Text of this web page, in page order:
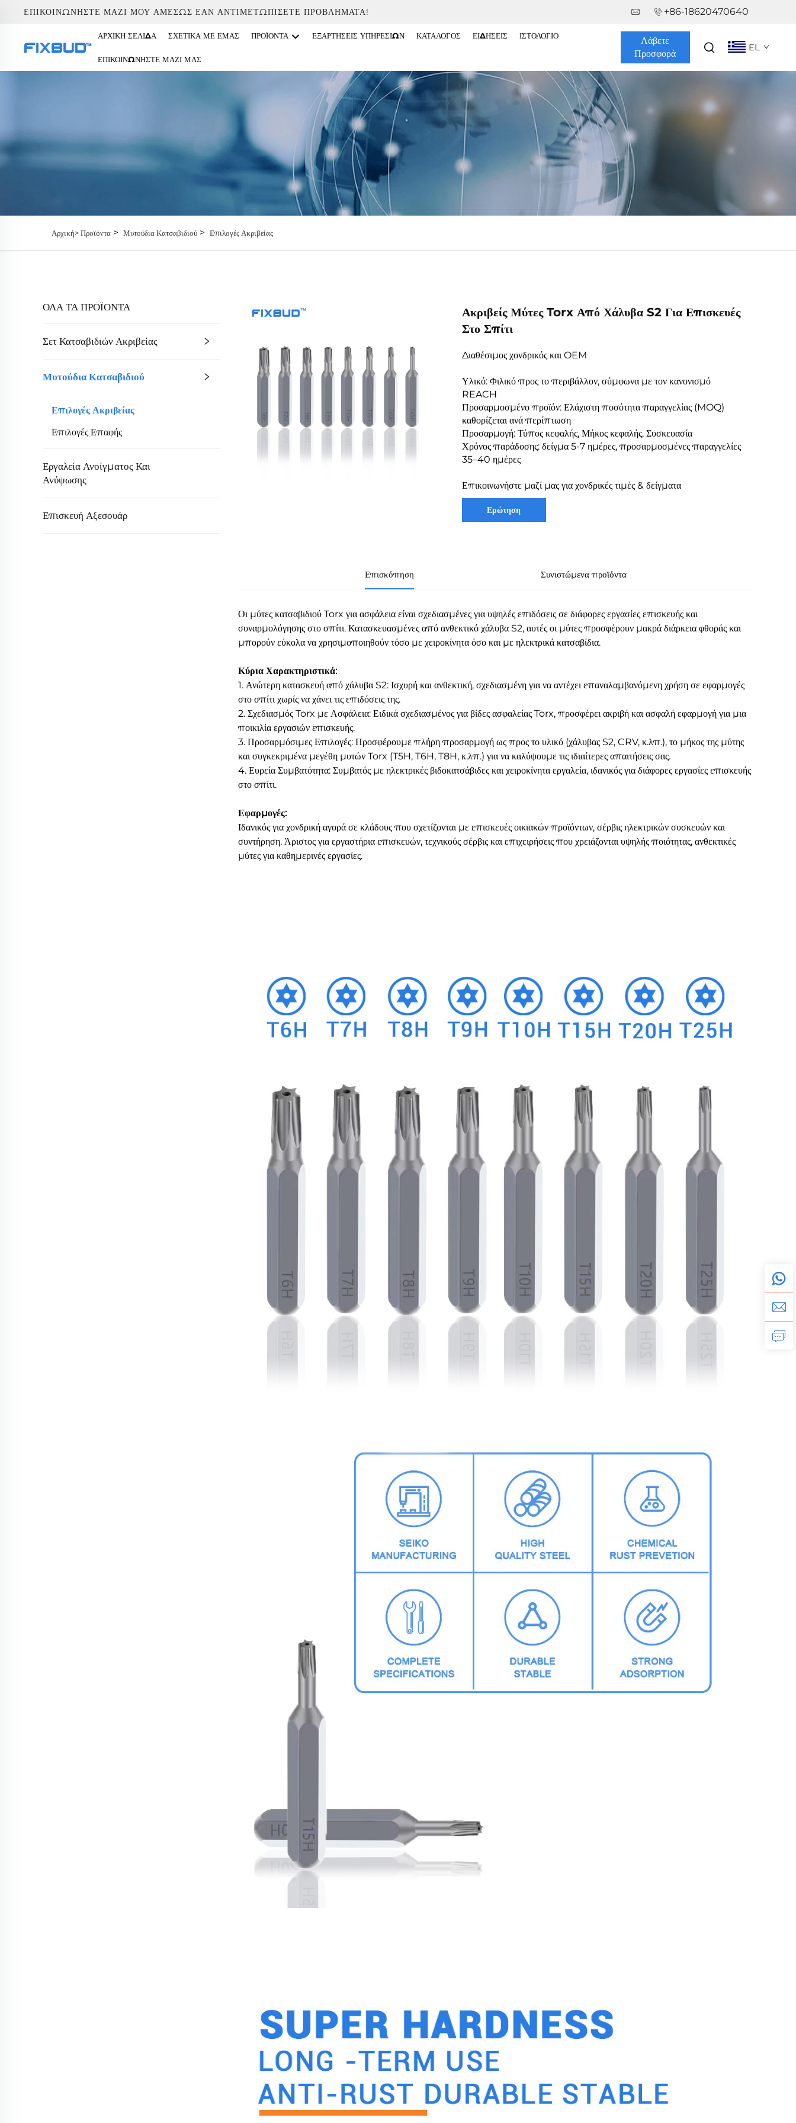
ΕΠΙΚΟΙΝΩΝΉΣΤΕ ΜΑΖΊ ΜΟΥ ΑΜΈΣΩΣ ΕΆΝ ΑΝΤΙΜΕΤΩΠΊΣΕΤΕ ΠΡΟΒΛΉΜΑΤΑ! +86-18620470640
ΑΡΧΙΚΉ ΣΕΛΊΔΑ ΣΧΕΤΙΚΆ ΜΕ ΕΜΆΣ ΠΡΟΪΌΝΤΑ ΕΞΑΡΤΉΣΕΙΣ ΥΠΗΡΕΣΙΏΝ ΚΑΤΆΛΟΓΟΣ ΕΙΔΉΣΕΙΣ ΙΣΤΟΛΌΓΙΟ
ΕΠΙΚΟΙΝΩΝΉΣΤΕ ΜΑΖΊ ΜΑΣ
Λάβετε
Προσφορά
EL
Αρχική>Προϊόντα > Μυτούδια Κατσαβιδιού > Επιλογές Ακριβείας
ΟΛΑ ΤΑ ΠΡΟΪΟΝΤΑ
Σετ Κατσαβιδιών Ακριβείας
Μυτούδια Κατσαβιδιού
Επιλογές Ακριβείας
Επιλογές Επαφής
Εργαλεία Ανοίγματος Και
Ανύψωσης
Επισκευή Αξεσουάρ
Ακριβείς Μύτες Torx Από Χάλυβα S2 Για Επισκευές
Στο Σπίτι
Διαθέσιμος χονδρικός και OEM
Υλικό: Φιλικό προς το περιβάλλον, σύμφωνα με τον κανονισμό
REACH
Προσαρμοσμένο προϊόν: Ελάχιστη ποσότητα παραγγελίας (MOQ)
καθορίζεται ανά περίπτωση
Προσαρμογή: Τύπος κεφαλής, Μήκος κεφαλής, Συσκευασία
Χρόνος παράδοσης: δείγμα 5-7 ημέρες, προσαρμοσμένες παραγγελίες
35–40 ημέρες
Επικοινωνήστε μαζί μας για χονδρικές τιμές & δείγματα
Ερώτηση
Επισκόπηση Συνιστώμενα προϊόντα
Οι μύτες κατσαβιδιού Torx για ασφάλεια είναι σχεδιασμένες για υψηλές επιδόσεις σε διάφορες εργασίες επισκευής και
συναρμολόγησης στο σπίτι. Κατασκευασμένες από ανθεκτικό χάλυβα S2, αυτές οι μύτες προσφέρουν μακρά διάρκεια φθοράς και
μπορούν εύκολα να χρησιμοποιηθούν τόσο με χειροκίνητα όσο και με ηλεκτρικά κατσαβίδια.
Κύρια Χαρακτηριστικά:
1. Ανώτερη κατασκευή από χάλυβα S2: Ισχυρή και ανθεκτική, σχεδιασμένη για να αντέχει επαναλαμβανόμενη χρήση σε εφαρμογές
στο σπίτι χωρίς να χάνει τις επιδόσεις της.
2. Σχεδιασμός Torx με Ασφάλεια: Ειδικά σχεδιασμένος για βίδες ασφαλείας Torx, προσφέρει ακριβή και ασφαλή εφαρμογή για μια
ποικιλία εργασιών επισκευής.
3. Προσαρμόσιμες Επιλογές: Προσφέρουμε πλήρη προσαρμογή ως προς το υλικό (χάλυβας S2, CRV, κ.λπ.), το μήκος της μύτης
και συγκεκριμένα μεγέθη μυτών Torx (T5H, T6H, T8H, κ.λπ.) για να καλύψουμε τις ιδιαίτερες απαιτήσεις σας.
4. Ευρεία Συμβατότητα: Συμβατός με ηλεκτρικές βιδοκατσάβιδες και χειροκίνητα εργαλεία, ιδανικός για διάφορες εργασίες επισκευής
στο σπίτι.
Εφαρμογές:
Ιδανικός για χονδρική αγορά σε κλάδους που σχετίζονται με επισκευές οικιακών προϊόντων, σέρβις ηλεκτρικών συσκευών και
συντήρηση. Άριστος για εργαστήρια επισκευών, τεχνικούς σέρβις και επιχειρήσεις που χρειάζονται υψηλής ποιότητας, ανθεκτικές
μύτες για καθημερινές εργασίες.